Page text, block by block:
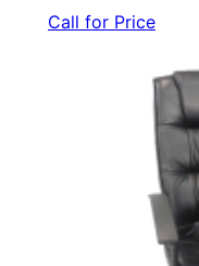
Call for Price